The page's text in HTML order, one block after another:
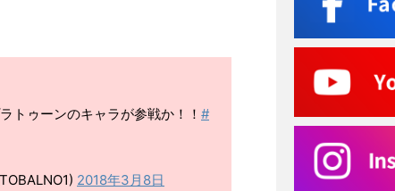
トゥーンのキャラが参戦か！！ #
2018年3月8日